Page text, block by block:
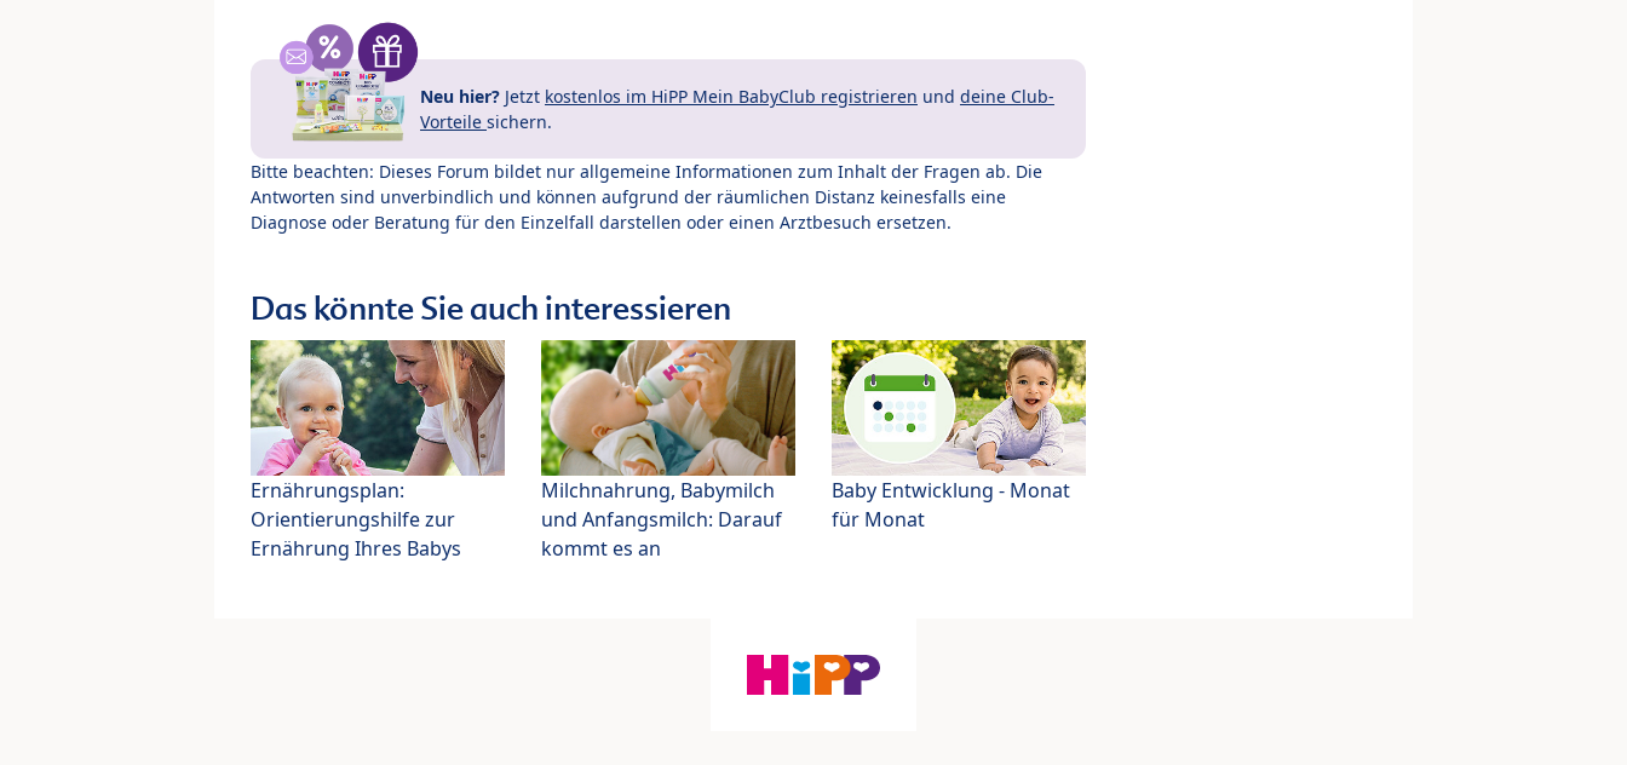
Neu hier? Jetzt kostenlos im HiPP Mein BabyClub registrieren und deine Club-
Vorteile sichern.
Bitte beachten: Dieses Forum bildet nur allgemeine Informationen zum Inhalt der Fragen ab. Die
Antworten sind unverbindlich und können aufgrund der räumlichen Distanz keinesfalls eine
Diagnose oder Beratung für den Einzelfall darstellen oder einen Arztbesuch ersetzen.
Das könnte Sie auch interessieren
Ernährungsplan:
Orientierungshilfe zur
Ernährung Ihres Babys
Milchnahrung, Babymilch
und Anfangsmilch: Darauf
kommt es an
Baby Entwicklung - Monat
für Monat